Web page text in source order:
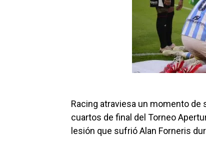
Racing atraviesa un momento
cuartos de final del Torneo
lesión que sufrió Alan Forneris